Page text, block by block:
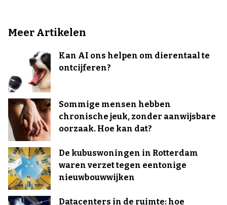
Meer Artikelen
Kan AI ons helpen om dierentaal te
ontcijferen?
Sommige mensen hebben
chronische jeuk, zonder aanwijsbare
oorzaak. Hoe kan dat?
De kubuswoningen in Rotterdam
waren verzet tegen eentonige
nieuwbouwwijken
Datacenters in de ruimte: hoe